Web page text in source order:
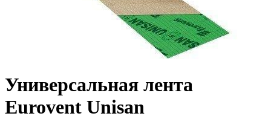
Универсальная лента
Eurovent Unisan